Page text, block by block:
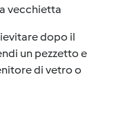
vecchietta
dopo il
un pezzetto e
di vetro o